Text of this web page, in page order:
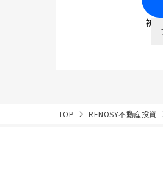
初
TOP RENOSY不動産投資